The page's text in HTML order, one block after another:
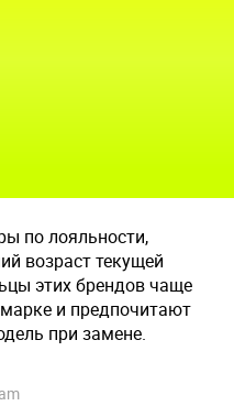
по лояльности,
возраст текущей
этих брендов чаще
и предпочитают
при замене.